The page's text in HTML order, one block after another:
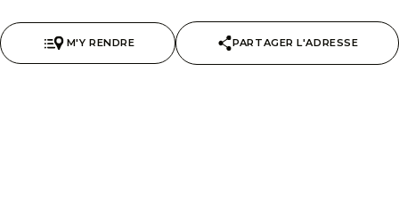
M'Y RENDRE PARTAGER L'ADRESSE